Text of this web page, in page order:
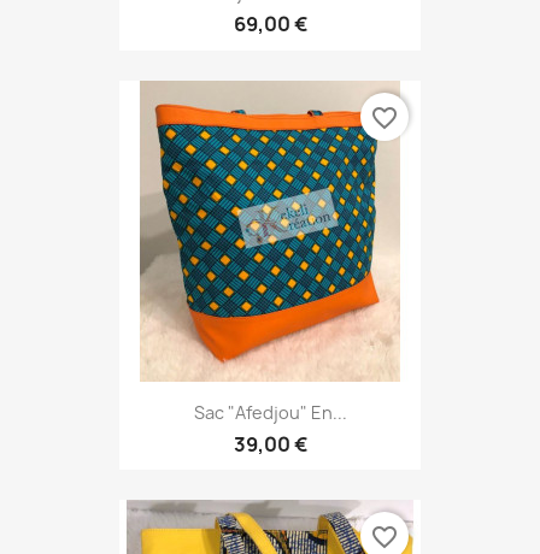
69,00 €
Sac "Afedjou" En...
39,00 €
favorite_border
favorite_border